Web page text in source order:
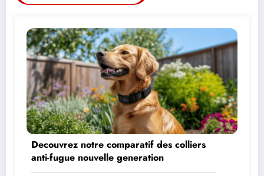
Decouvrez notre comparatif des colliers
anti-fugue nouvelle generation